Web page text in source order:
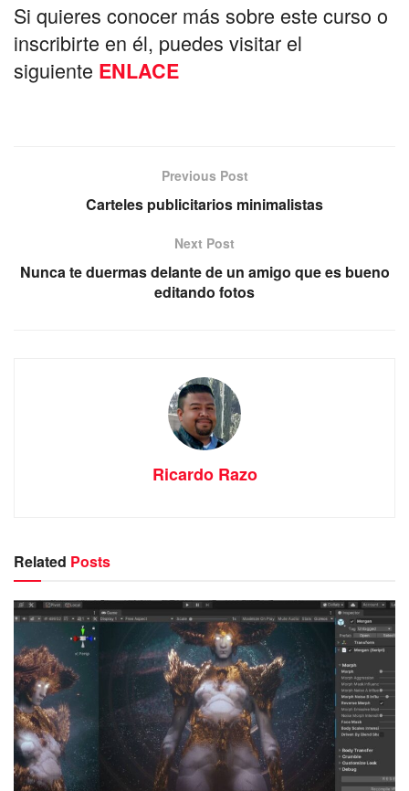
Si quieres conocer más sobre este curso o
inscribirte en él, puedes visitar el
siguiente ENLACE
Previous Post
Carteles publicitarios minimalistas
Next Post
Nunca te duermas delante de un amigo que es bueno
editando fotos
Ricardo Razo
Related Posts